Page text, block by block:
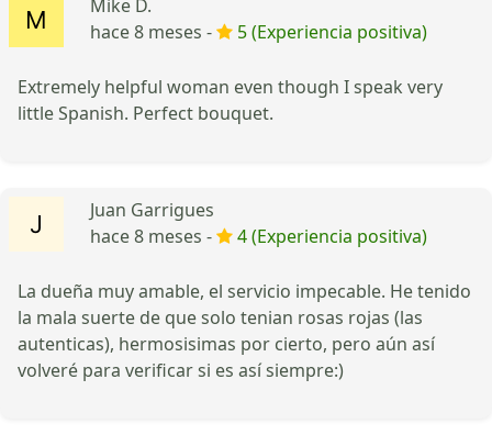
Mike D.
hace 8 meses -
5 (Experiencia positiva)
Extremely helpful woman even though I speak very
little Spanish. Perfect bouquet.
Juan Garrigues
hace 8 meses -
4 (Experiencia positiva)
La dueña muy amable, el servicio impecable. He tenido
la mala suerte de que solo tenian rosas rojas (las
autenticas), hermosisimas por cierto, pero aún así
volveré para verificar si es así siempre:)